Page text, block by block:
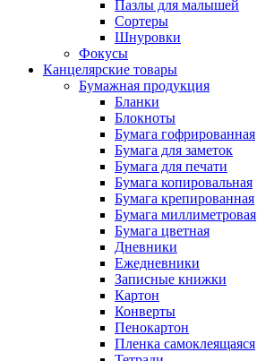
Пазлы для малышей
Сортеры
Шнуровки
Фокусы
Канцелярские товары
Бумажная продукция
Бланки
Блокноты
Бумага гофрированная
Бумага для заметок
Бумага для печати
Бумага копировальная
Бумага крепированная
Бумага миллиметровая
Бумага цветная
Дневники
Ежедневники
Записные книжки
Картон
Конверты
Пенокартон
Пленка самоклеящаяся